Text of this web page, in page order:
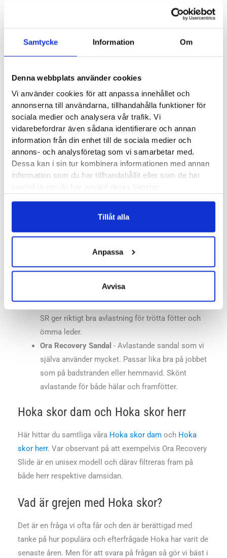
Samtycke Information Om
Denna webbplats använder cookies
Vi använder cookies för att anpassa innehållet och
annonserna till användarna, tillhandahålla funktioner för
sociala medier och analysera vår trafik. Vi
vidarebefordrar även sådana identifierare och annan
information från din enhet till de sociala medier och
annons- och analysföretag som vi samarbetar med.
Dessa kan i sin tur kombinera informationen med annan
information som du har tillhandahållit eller som de har
Tillåt alla
Anpassa
Avvisa
Clifton
- Hokas mest sålda modell och den passar
verkligen fint både till löppasset och som
Bondi- En av Hokas mest stötdämpande sko. Det
här är varianten du väljer om du vill ha mycket
stötdämpning och/eller skönt rull i framfoten.
Arahi- Är du i behov av mer stabilitet och
pronationsstöd, då är det Arahi du bör testa. Trots
stabiliteten är det fortfarande en riktigt lätt sko
helst njuter (eller plågas) i terrängen och vill ha en
sko som skyddar din kropp maximalt. Den har en
grövre slitsula för att ge bra grepp på blandade
fast med ovandel i skinn. Fungerar perfekt som
promenadsko, walkingsko eller arbetssko. Bondi
SR ger riktigt bra avlastning för trötta fötter och
ömma leder.
Ora Recovery Sandal - Avlastande sandal som vi
själva använder mycket. Passar lika bra på jobbet
som på badstranden eller hemmavid. Skönt
avlastande för både hälar och framfötter.
Hoka skor dam och Hoka skor herr
Här hittar du samtliga våra Hoka skor dam och Hoka
skor herr. Var observant på att exempelvis Ora Recovery
Slide är en unisex modell och därav filtreras fram på
både herr respektive damsidan.
Vad är grejen med Hoka skor?
Det är en fråga vi ofta får och den är berättigad med
tanke på hur populära och efterfrågade Hoka har varit de
senaste åren. Men för att svara på frågan så gör vi bäst i